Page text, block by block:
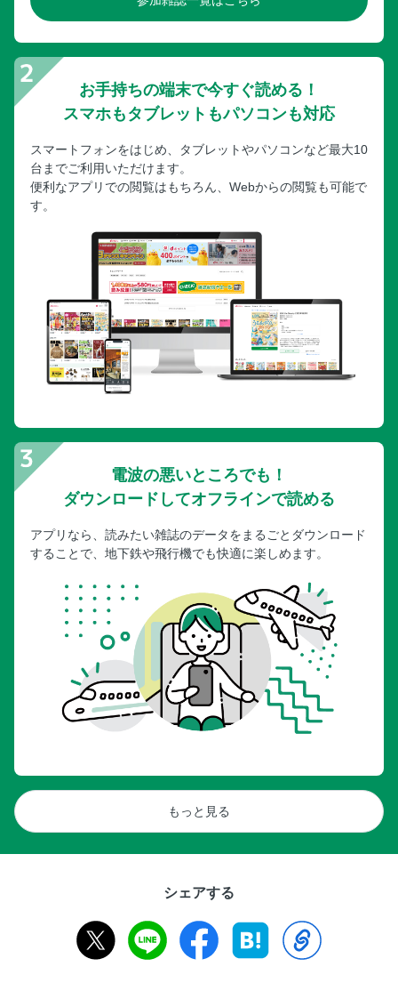
お手持ちの端末で今すぐ読める！
スマホもタブレットもパソコンも対応
スマートフォンをはじめ、タブレットやパソコンなど最大10
台までご利用いただけます。
便利なアプリでの閲覧はもちろん、Webからの閲覧も可能で
す。
電波の悪いところでも！
ダウンロードしてオフラインで読める
アプリなら、読みたい雑誌のデータをまるごとダウンロード
することで、地下鉄や飛行機でも快適に楽しめます。
もっと見る
シェアする